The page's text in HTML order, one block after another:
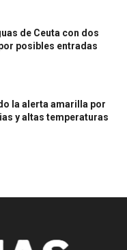
de Ceuta con dos
posibles entradas
la alerta amarilla por
y altas temperaturas